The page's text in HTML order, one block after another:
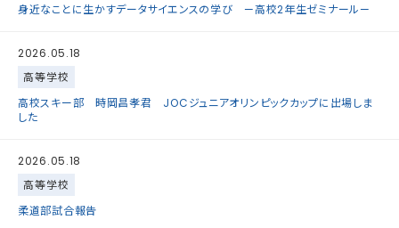
身近なことに生かすデータサイエンスの学び —高校2年生ゼミナール—
2026.05.18
高等学校
高校スキー部 時岡昌孝君 JOCジュニアオリンピックカップに出場しま
した
2026.05.18
高等学校
柔道部試合報告